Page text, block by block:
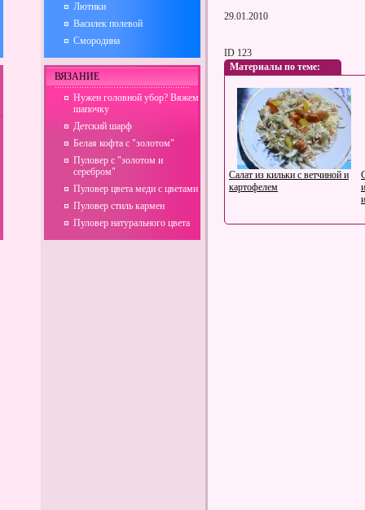
29.01.2010
ID 123
Материалы по теме:
Салат из кильки с ветчиной и
картофелем
Лютики
Василек полевой
Смородина
ВЯЗАНИЕ
Нужен головной убор? Вяжем
шапочку
Детский шарф
Белая кофта с "золотом"
Пуловер с "золотом и
серебром"
Пуловер цвета меди с цветами
Пуловер стиль кармен
Пуловер натурального цвета